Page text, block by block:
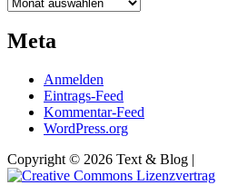
Meta
Anmelden
Eintrags-Feed
Kommentar-Feed
WordPress.org
Copyright © 2026 Text & Blog |